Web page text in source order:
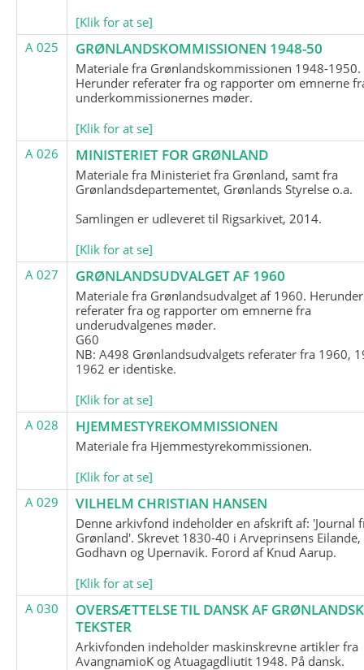
[Klik for at se]
A 025
GRØNLANDSKOMMISSIONEN 1948-50
Materiale fra Grønlandskommissionen 1948-1950.
Herunder referater fra og rapporter om emnerne
underkommissionernes møder.
[Klik for at se]
A 026
MINISTERIET FOR GRØNLAND
Materiale fra Ministeriet fra Grønland, samt fra
Grønlandsdepartementet, Grønlands Styrelse o.a.
Samlingen er udleveret til Rigsarkivet, 2014.
[Klik for at se]
A 027
GRØNLANDSUDVALGET AF 1960
Materiale fra Grønlandsudvalget af 1960. Herunder
referater fra og rapporter om emnerne fra
underudvalgenes møder.
G60
NB: A498 Grønlandsudvalgets referater fra 1960,
1962 er identiske.
[Klik for at se]
A 028
HJEMMESTYREKOMMISSIONEN
Materiale fra Hjemmestyrekommissionen.
[Klik for at se]
A 029
VILHELM CHRISTIAN HANSEN
Denne arkivfond indeholder en afskrift af: 'Journal
Grønland'. Skrevet 1830-40 i Arveprinsens Eilande,
Godhavn og Upernavik. Forord af Knud Aarup.
[Klik for at se]
A 030
OVERSÆTTELSE TIL DANSK AF
TEKSTER
Arkivfonden indeholder maskinskrevne artikler fra
AvangnamioK og Atuagagdliutit 1948. På dansk.